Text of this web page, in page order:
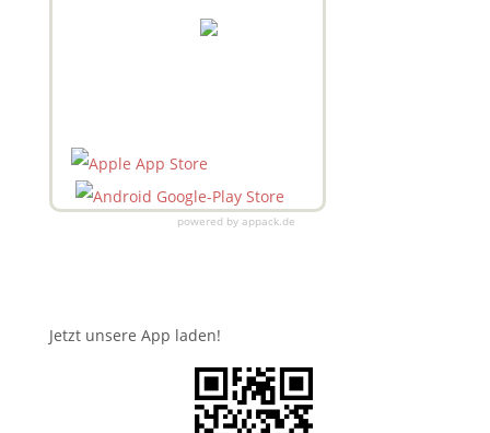
powered by appack.de
Jetzt unsere App laden!